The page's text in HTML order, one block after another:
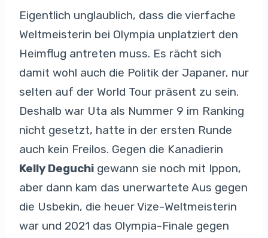
Eigentlich unglaublich, dass die vierfache
Weltmeisterin bei Olympia unplatziert den
Heimflug antreten muss. Es rächt sich
damit wohl auch die Politik der Japaner, nur
selten auf der World Tour präsent zu sein.
Deshalb war Uta als Nummer 9 im Ranking
nicht gesetzt, hatte in der ersten Runde
auch kein Freilos. Gegen die Kanadierin
Kelly Deguchi gewann sie noch mit Ippon,
aber dann kam das unerwartete Aus gegen
die Usbekin, die heuer Vize-Weltmeisterin
war und 2021 das Olympia-Finale gegen